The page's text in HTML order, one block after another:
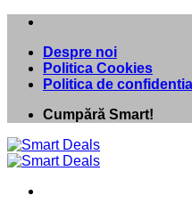
Skip
contentDespre noi
Politica Cookies
Politica de
Cumpără Smart!